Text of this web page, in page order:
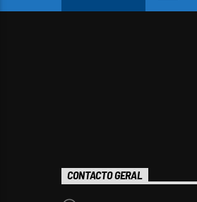
CONTACTO GERAL